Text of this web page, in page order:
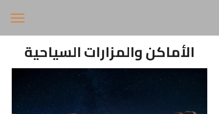
الأماكن والمزارات السياحية